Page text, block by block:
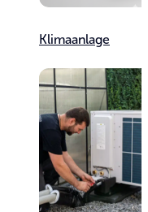
Klimaanlage